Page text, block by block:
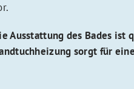
Ausstattung des Bades ist
sorgt für